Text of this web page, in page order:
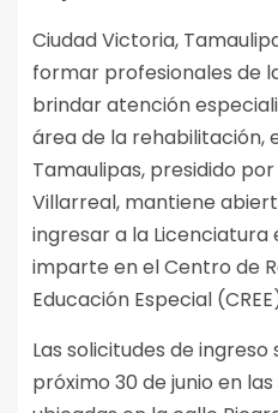
Ciudad Victoria,
formar profesionales de
brindar atención
área de la rehabilitación,
Tamaulipas, presidido
Villarreal, mantiene
ingresar a la Licenciatura
imparte en el Centro de
Educación Especial
Las solicitudes de
próximo 30 de junio en